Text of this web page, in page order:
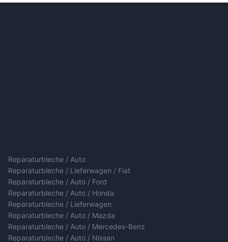
Reparaturbleche / Auto
Reparaturbleche / Lieferwagen / Fiat
Reparaturbleche / Auto / Ford
Reparaturbleche / Auto / Honda
Reparaturbleche / Lieferwagen
Reparaturbleche / Auto / Mazda
Reparaturbleche / Auto / Mercedes-Benz
Reparaturbleche / Auto / Nissan